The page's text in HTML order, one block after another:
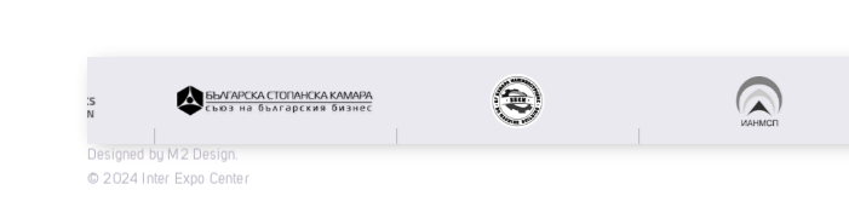
Designed by M2 Design.
© 2024 Inter Expo Center